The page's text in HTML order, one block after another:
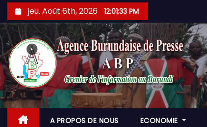
Skip
to
content
jeu. Août 6th, 2026 12:01:34 PM
A PROPOS DE NOUS ECONOMIE